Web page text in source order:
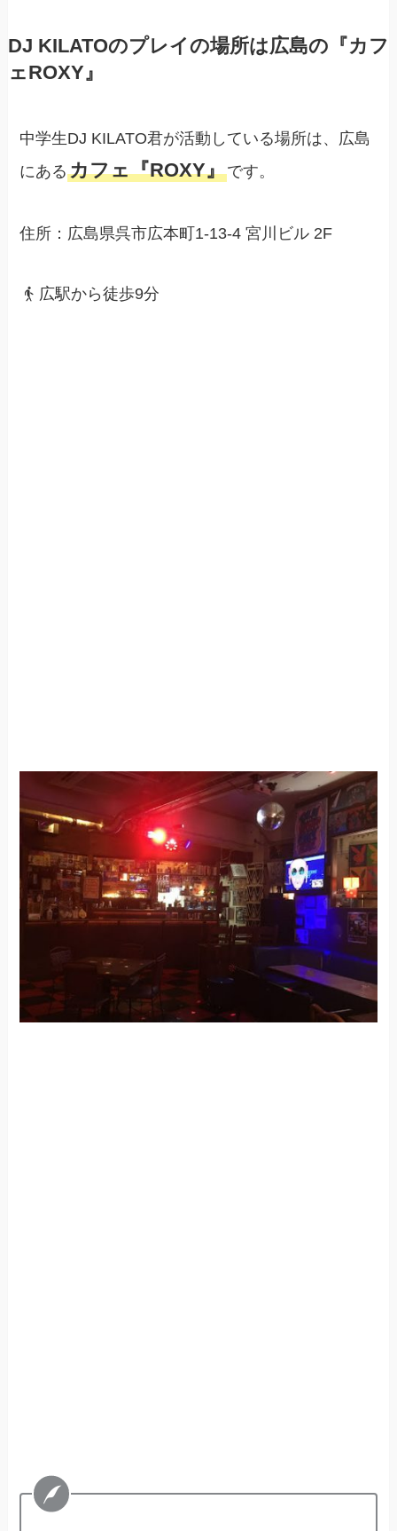
DJ KILATOのプレイの場所は広島の『カフ
ェROXY』
中学生DJ KILATO君が活動している場所は、広島
にあるカフェ『ROXY』です。
住所：広島県呉市広本町1-13-4 宮川ビル 2F
広駅から徒歩9分